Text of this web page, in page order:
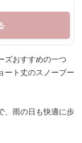
ズおすすめの一つ
ート丈のスノーブー
、雨の日も快適に歩